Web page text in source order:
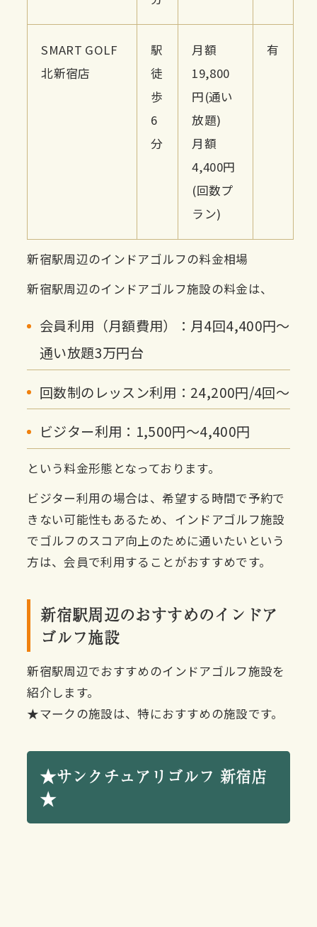
SMART GOLF
北新宿店
駅
徒
歩
6
分
月額
19,800
円(通い
放題)
月額
4,400円
(回数プ
ラン)
有
新宿駅周辺のインドアゴルフの料金相場
新宿駅周辺のインドアゴルフ施設の料金は、
会員利用（月額費用）：月4回4,400円〜
通い放題3万円台
回数制のレッスン利用：24,200円/4回〜
ビジター利用：1,500円〜4,400円
という料金形態となっております。
ビジター利用の場合は、希望する時間で予約で
きない可能性もあるため、インドアゴルフ施設
でゴルフのスコア向上のために通いたいという
方は、会員で利用することがおすすめです。
新宿駅周辺のおすすめのインドア
ゴルフ施設
新宿駅周辺でおすすめのインドアゴルフ施設を
紹介します。
★マークの施設は、特におすすめの施設です。
★サンクチュアリゴルフ 新宿店
★